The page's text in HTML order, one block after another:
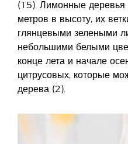
(15). Лимонные деревья
метров в высоту, их
глянцевыми зелеными
небольшими белыми
конце лета и начале
цитрусовых, которые
дерева (2).